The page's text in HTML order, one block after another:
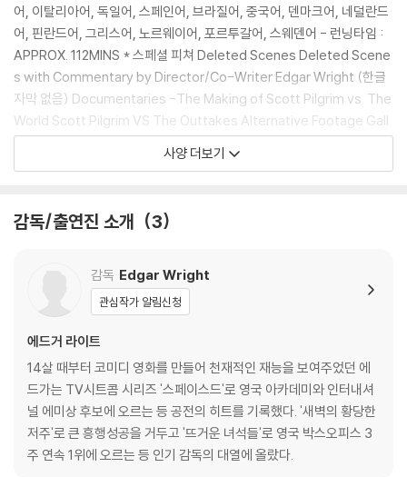
름 손상에 의한 교환/반품은 불가합니다.
4) 본품 보호를 위해 노란색의 카톤 박스로 재포장한 경우, 카톤박스 손상
에 의한 교환/반품은 불가합니다.
5) 아웃케이스/구성품/포장 상태 불량에 의한 교환/반품 신청시 불량 확
인을 위해 개봉 시의 동영상을 요청할 수 있으며, 동영상이 없는 경우 교
환/반품이 제한될 수 있습니다.
것을 권유해 드립니다.
를 마른 천으로 닦으시거나, DVD 클리너 등 전용 제품을 이용하면 대부분
3) 일부 PC 연결형 ODD의 경우 호환 상의 문제로 정상적인 디스크도 재
생이 불가능한 경우가 있습니다. 독립형 전용 플레이어 사용을 권장드리
며, ODD 사용으로 인한 재생 불량의 경우 교환 시에도 동일한 오류가 발
생할 수 있음을 알려드립니다.
※ 디스크 외관 불량
디스크에 미세한 잔 흠집이 남아있거나 인쇄 면이 깨끗하지 않은 경우가
있으며, 상품의 불량이 아닙니다. 단, 재생에 이상이 있는 경우에는 불량으
어, 이탈리아어, 독일어, 스페인어, 브라질어, 중국어, 덴마크어, 네덜란드
어, 핀란드어, 그리스어, 노르웨이어, 포르투갈어, 스웨덴어 - 런닝타임 :
APPROX. 112MINS * 스페셜 피쳐 Deleted Scenes Deleted Scene
s with Commentary by Director/Co-Writer Edgar Wright (한글
자막 없음) Documentaries -The Making of Scott Pilgrim vs. The
World Scott Pilgrim VS The Outtakes Alternative Footage Gall
eries Trivia Track (한글자막 없음) Feature Commentary With Dir
ector/ Co-Writer Edgar Wright & Co-Writer Michael Bacall and
graphy Bill Pope (한글자막 없음) Cast Commentary with Michael
ng & Brandon Routh (한글자막 없음) Cast Commentary with Ann
a Kedrick, Aubrey Plaza, Kieran Culkin & Mark Webber (한글자막
없음) Credit
사양 더보기
감독/출연진 소개 3
감독 Edgar Wright
관심작가 알림신청
에드거 라이트
14살 때부터 코미디 영화를 만들어 천재적인 재능을 보여주었던 에
드가는 TV시트콤 시리즈 '스페이스드'로 영국 아카데미와 인터내셔
널 에미상 후보에 오르는 등 공전의 히트를 기록했다. '새벽의 황당한
저주'로 큰 흥행성공을 거두고 '뜨거운 녀석들'로 영국 박스오피스 3
주 연속 1위에 오르는 등 인기 감독의 대열에 올랐다.